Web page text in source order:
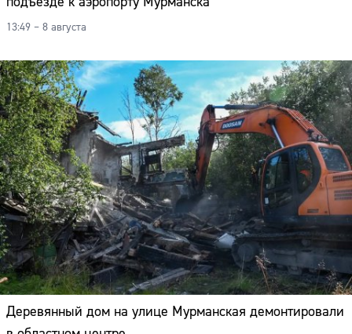
13:49 – 8 августа
Деревянный дом на улице Мурманская демонтировали